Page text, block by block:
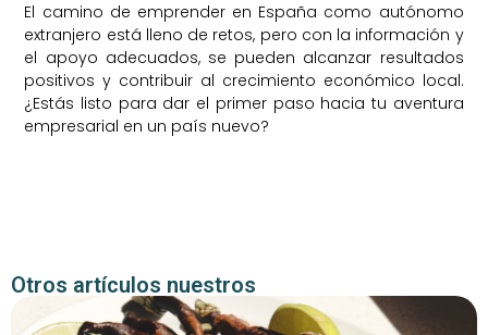
El camino de emprender en España como autónomo
extranjero está lleno de retos, pero con la información y
el apoyo adecuados, se pueden alcanzar resultados
positivos y contribuir al crecimiento económico local.
¿Estás listo para dar el primer paso hacia tu aventura
empresarial en un país nuevo?
Otros artículos nuestros